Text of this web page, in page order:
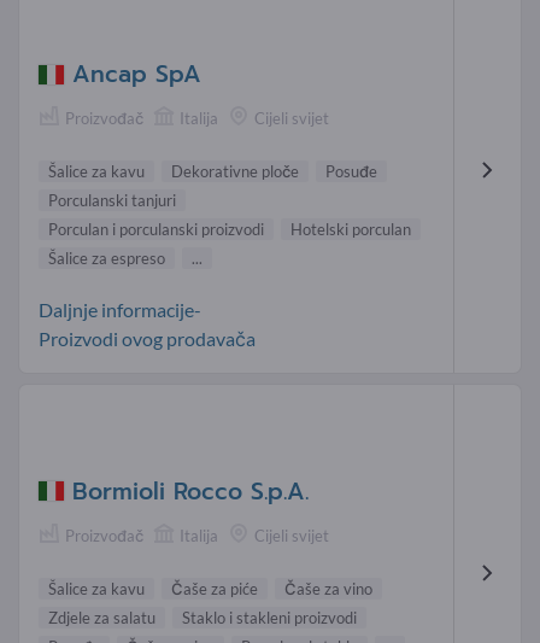
Ancap SpA
Proizvođač Italija Cijeli svijet
Šalice za kavu Dekorativne ploče
Posuđe
Porculanski tanjuri
Porculan i porculanski proizvodi
Hotelski porculan
Šalice za espreso
...
Daljnje informacije-
Proizvodi ovog prodavača
Bormioli Rocco S.p.A.
Proizvođač Italija Cijeli svijet
Šalice za kavu Čaše za piće
Čaše za vino
Zdjele za salatu
Staklo i stakleni proizvodi